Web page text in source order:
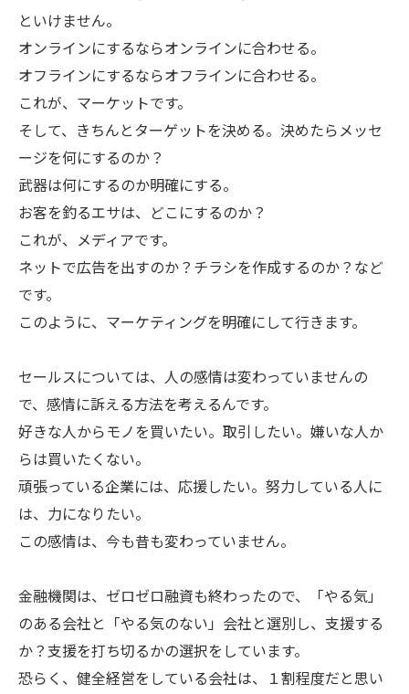
といけません。
オンラインにするならオンラインに合わせる。
オフラインにするならオフラインに合わせる。
これが、マーケットです。
そして、きちんとターゲットを決める。決めたらメッセ
ージを何にするのか？
武器は何にするのか明確にする。
お客を釣るエサは、どこにするのか？
これが、メディアです。
ネットで広告を出すのか？チラシを作成するのか？など
です。
このように、マーケティングを明確にして行きます。
セールスについては、人の感情は変わっていませんの
で、感情に訴える方法を考えるんです。
好きな人からモノを買いたい。取引したい。嫌いな人か
らは買いたくない。
頑張っている企業には、応援したい。努力している人に
は、力になりたい。
この感情は、今も昔も変わっていません。
金融機関は、ゼロゼロ融資も終わったので、「やる気」
のある会社と「やる気のない」会社と選別し、支援する
か？支援を打ち切るかの選択をしています。
恐らく、健全経営をしている会社は、１割程度だと思い